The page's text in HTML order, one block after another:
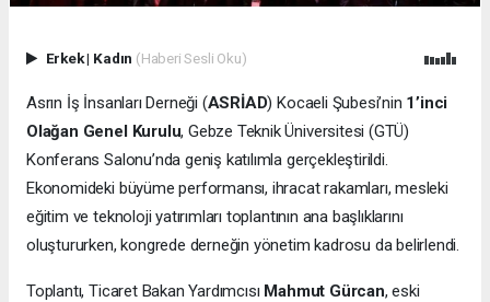
Erkek| Kadın (Haberi Sesli Oku)
Asrın İş İnsanları Derneği (ASRİAD) Kocaeli Şubesi’nin 1’inci
Olağan Genel Kurulu, Gebze Teknik Üniversitesi (GTÜ)
Konferans Salonu’nda geniş katılımla gerçekleştirildi.
Ekonomideki büyüme performansı, ihracat rakamları, mesleki
eğitim ve teknoloji yatırımları toplantının ana başlıklarını
oluştururken, kongrede derneğin yönetim kadrosu da belirlendi.
Toplantı, Ticaret Bakan Yardımcısı Mahmut Gürcan, eski